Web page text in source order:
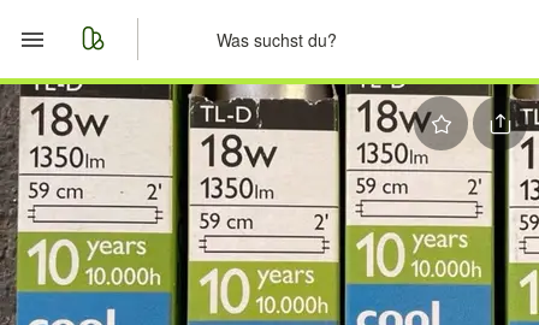
Start
Merkliste
Nachrichten
Anzeige aufgeben